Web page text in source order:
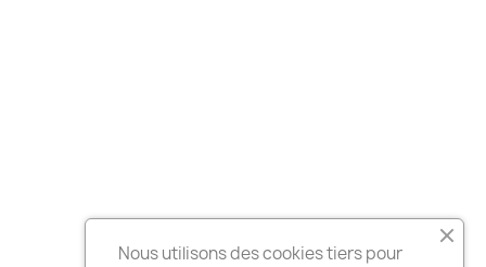
Nous utilisons des cookies tiers pour